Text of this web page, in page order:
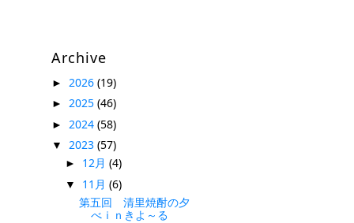
Archive
► 2026 (19)
► 2025 (46)
► 2024 (58)
▼ 2023 (57)
► 12月 (4)
▼ 11月 (6)
第五回 清里焼酎の夕
べｉｎきよ～る